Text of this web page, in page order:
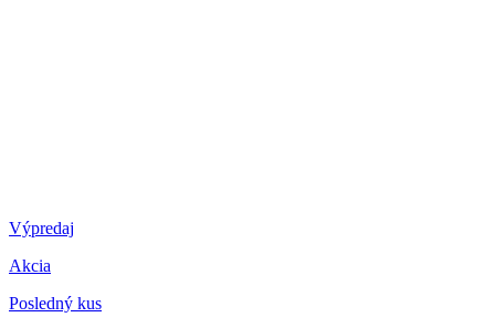
Výpredaj
Akcia
Posledný kus